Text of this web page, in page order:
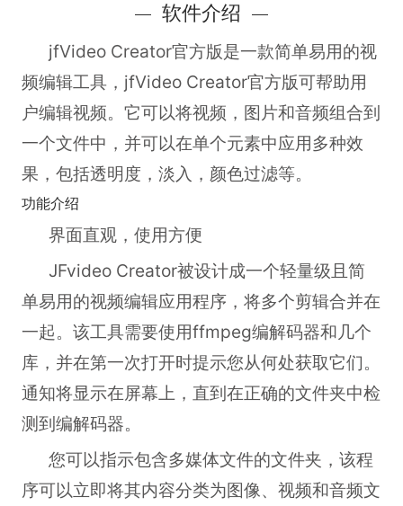
软件介绍
jfVideo Creator官方版是一款简单易用的视
频编辑工具，jfVideo Creator官方版可帮助用
户编辑视频。它可以将视频，图片和音频组合到
一个文件中，并可以在单个元素中应用多种效
果，包括透明度，淡入，颜色过滤等。
功能介绍
界面直观，使用方便
JFvideo Creator被设计成一个轻量级且简
单易用的视频编辑应用程序，将多个剪辑合并在
一起。该工具需要使用ffmpeg编解码器和几个
库，并在第一次打开时提示您从何处获取它们。
通知将显示在屏幕上，直到在正确的文件夹中检
测到编解码器。
您可以指示包含多媒体文件的文件夹，该程
序可以立即将其内容分类为图像、视频和音频文